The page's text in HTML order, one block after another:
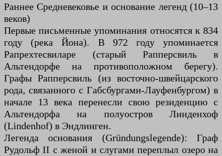
Раннее Средневековье и основание легенд (10–13
веков)
Первые письменные упоминания относятся к 834
году (река Йона). В 972 году упоминается
Рапрехтесвиларе (старый Рапперсвиль в
Альтендорфе на противоположном берегу).
Графы Рапперсвиль (из восточно-швейцарского
рода, связанного с Габсбургами-Лауфенбургом) в
начале 13 века перенесли свою резиденцию с
Альтендорфа на полуостров Линденхоф
(Lindenhof) в Эндлинген.
Легенда основания (Gründungslegende): Граф
Рудольф II с женой и слугами переплыл озеро на